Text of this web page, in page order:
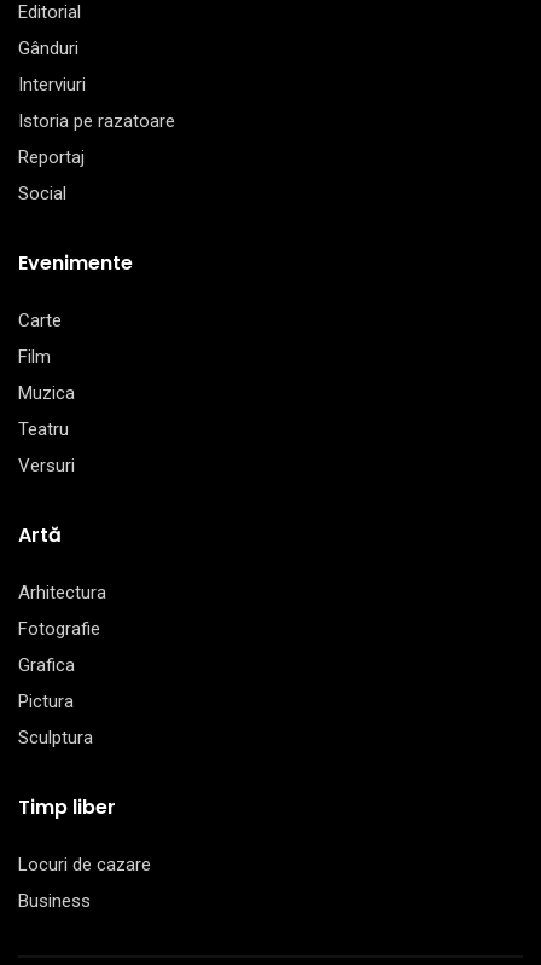
Editorial
Gânduri
Interviuri
Istoria pe razatoare
Reportaj
Social
Evenimente
Carte
Film
Muzica
Teatru
Versuri
Artă
Arhitectura
Fotografie
Grafica
Pictura
Sculptura
Timp liber
Locuri de cazare
Business